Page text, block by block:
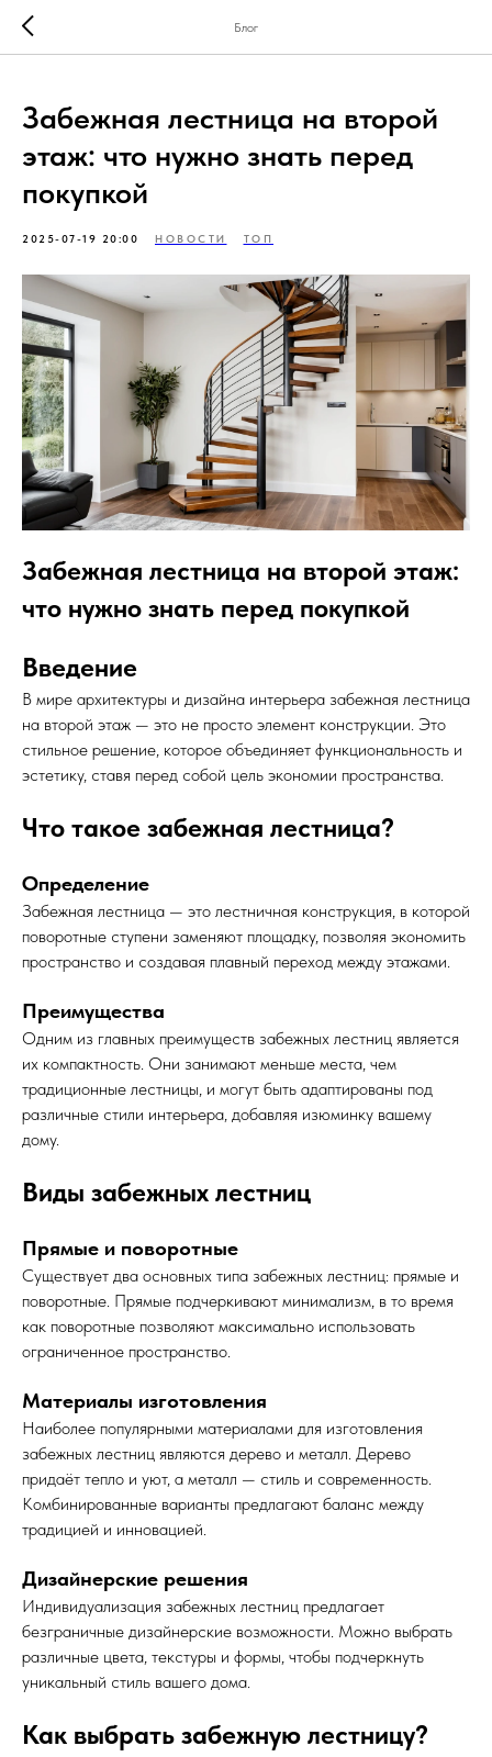
Блог
Забежная лестница на второй
этаж: что нужно знать перед
покупкой
2025-07-19 20:00 НОВОСТИ ТОП
Забежная лестница на второй этаж:
что нужно знать перед покупкой
Введение
В мире архитектуры и дизайна интерьера забежная лестница
на второй этаж — это не просто элемент конструкции. Это
стильное решение, которое объединяет функциональность и
эстетику, ставя перед собой цель экономии пространства.
Что такое забежная лестница?
Определение
Забежная лестница — это лестничная конструкция, в которой
поворотные ступени заменяют площадку, позволяя экономить
пространство и создавая плавный переход между этажами.
Преимущества
Одним из главных преимуществ забежных лестниц является
их компактность. Они занимают меньше места, чем
традиционные лестницы, и могут быть адаптированы под
различные стили интерьера, добавляя изюминку вашему
дому.
Виды забежных лестниц
Прямые и поворотные
Существует два основных типа забежных лестниц: прямые и
поворотные. Прямые подчеркивают минимализм, в то время
как поворотные позволяют максимально использовать
ограниченное пространство.
Материалы изготовления
Наиболее популярными материалами для изготовления
забежных лестниц являются дерево и металл. Дерево
придаёт тепло и уют, а металл — стиль и современность.
Комбинированные варианты предлагают баланс между
традицией и инновацией.
Дизайнерские решения
Индивидуализация забежных лестниц предлагает
безграничные дизайнерские возможности. Можно выбрать
различные цвета, текстуры и формы, чтобы подчеркнуть
уникальный стиль вашего дома.
Как выбрать забежную лестницу?